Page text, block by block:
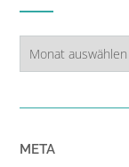
META